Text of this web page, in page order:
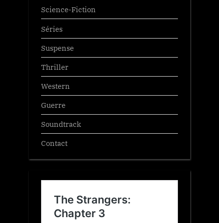
Science-Fiction
Séries
Suspense
Thriller
Western
Guerre
Soundtrack
Contact